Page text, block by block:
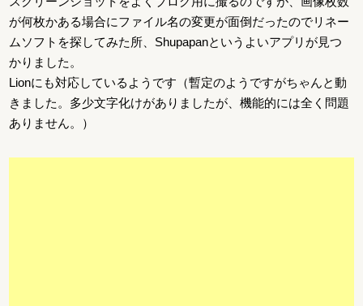
が何枚かある場合にファイル名の変更が面倒だったのでリネー
ムソフトを探してみた所、Shupapanというよいアプリが見つ
かりました。
Lionにも対応しているようです（暫定のようですがちゃんと動
きました。多少文字化けがありましたが、機能的には全く問題
ありません。）